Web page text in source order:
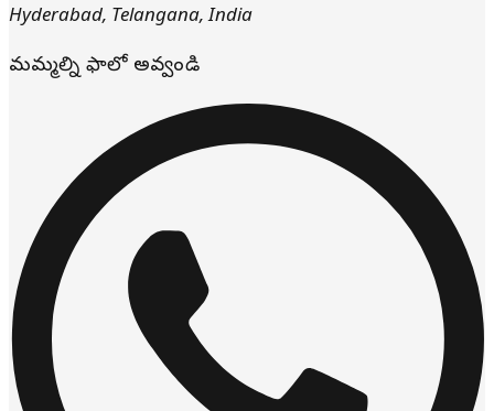
Hyderabad, Telangana,India
మమ్మల్ని ఫాలో అవ్వండి